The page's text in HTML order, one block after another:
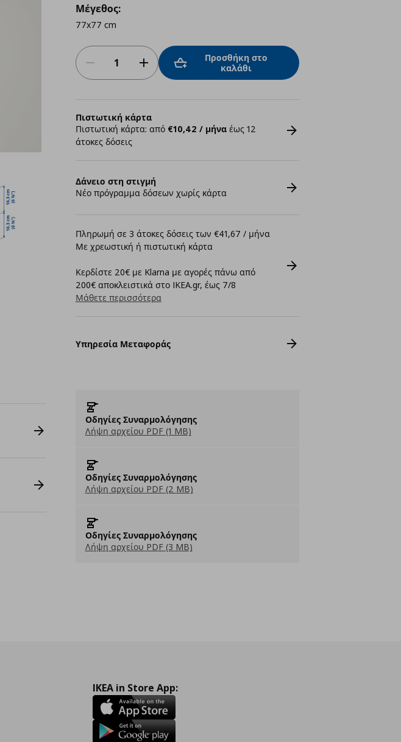
Μέγεθος:
77x77 cm
Προσθήκη στο
καλάθι
Πιστωτική κάρτα
Πιστωτική κάρτα: από €10,42 / μήναέως 12
άτοκες δόσεις
Δάνειο στη στιγμή
Νέο πρόγραμμα δόσεων χωρίς κάρτα
Πληρωμή σε 3 άτοκες δόσεις των €41,67 / μήνα
Με χρεωστική ή πιστωτική κάρτα
Κερδίστε 20€ με Klarna με αγορές πάνω από
200€ αποκλειστικά στο IKEA.gr, έως 7/8
Μάθετε περισσότερα
Υπηρεσία Μεταφοράς
Οδηγίες Συναρμολόγησης
Λήψη αρχείου PDF (1 MB)
Οδηγίες Συναρμολόγησης
Λήψη αρχείου PDF (2 MB)
Οδηγίες Συναρμολόγησης
Λήψη αρχείου PDF (3 MB)
IKEA in Store App: